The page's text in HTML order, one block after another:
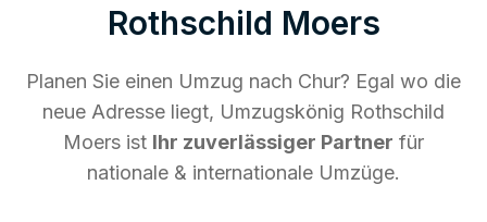
Rothschild Moers
Planen Sie einen Umzug nach Chur? Egal wo die
neue Adresse liegt, Umzugskönig Rothschild
Moers ist Ihr zuverlässiger Partner für
nationale & internationale Umzüge.